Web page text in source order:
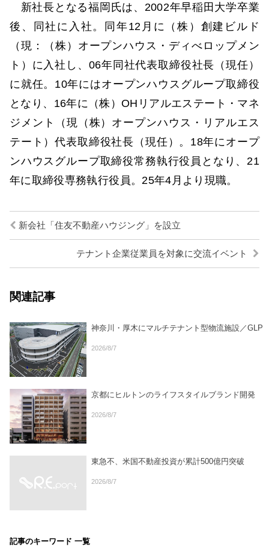
新社長となる福岡氏は、2002年早稲田大学卒業
後、同社に入社。同年12月に（株）創建ビルド
（現：（株）オープンハウス・ディべロップメン
ト）に入社し、06年同社代表取締役社長（現任）
に就任。10年にはオープンハウスグループ取締役
となり、16年に（株）OHリアルエステート・マネ
ジメント（現（株）オープンハウス・リアルエス
テート）代表取締役社長（現任）。18年にオープ
ンハウスグループ取締役常務執行役員となり、21
年に取締役専務執行役員。25年4月より現職。
新会社「住友不動産ハウジング」を設立
テナント企業従業員を対象に交流イベント
関連記事
神奈川・厚木にマルチテナント型物流施設／GLP
2026/8/7
京都にヒルトンのライフスタイルブランド開発
2026/8/7
東急不、米国不動産投資が累計500億円突破
2026/8/7
記事のキーワード 一覧